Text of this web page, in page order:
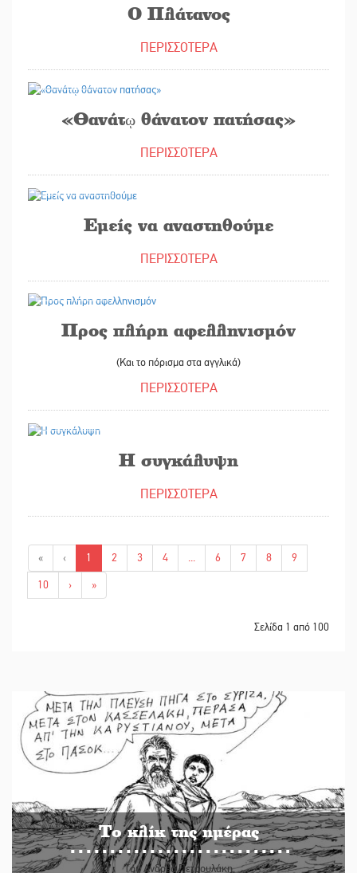
Ο Πλάτανος
ΠΕΡΙΣΣΟΤΕΡΑ
«Θανάτῳ θάνατον πατήσας»
ΠΕΡΙΣΣΟΤΕΡΑ
Εμείς να αναστηθούμε
ΠΕΡΙΣΣΟΤΕΡΑ
Προς πλήρη αφελληνισμόν
(Και το πόρισμα στα αγγλικά)
ΠΕΡΙΣΣΟΤΕΡΑ
Η συγκάλυψη
ΠΕΡΙΣΣΟΤΕΡΑ
« ‹ 1 2 3 4 ... 6 7 8
9
10
› »
Σελίδα 1 από 100
Το κλίκ της ημέρας
Του Ανδρέα Πετρουλάκη